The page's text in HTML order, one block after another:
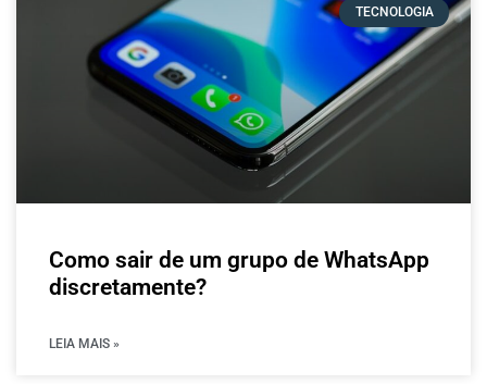
TECNOLOGIA
Como sair de um grupo de WhatsApp
discretamente?
LEIA MAIS »